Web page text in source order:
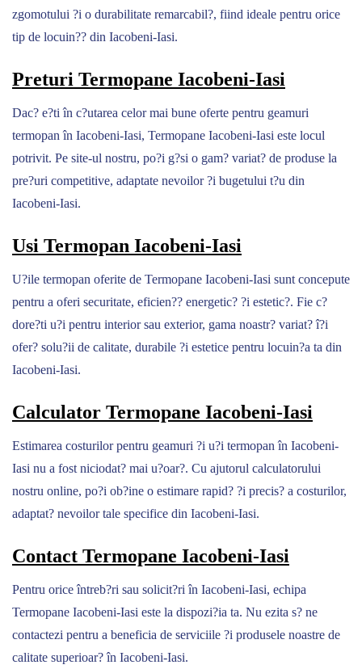
zgomotului ?i o durabilitate remarcabil?, fiind ideale pentru orice
tip de locuin?? din Iacobeni-Iasi.
Preturi Termopane Iacobeni-Iasi
Dac? e?ti în c?utarea celor mai bune oferte pentru geamuri
termopan în Iacobeni-Iasi, Termopane Iacobeni-Iasi este locul
potrivit. Pe site-ul nostru, po?i g?si o gam? variat? de produse la
pre?uri competitive, adaptate nevoilor ?i bugetului t?u din
Iacobeni-Iasi.
Usi Termopan Iacobeni-Iasi
U?ile termopan oferite de Termopane Iacobeni-Iasi sunt concepute
pentru a oferi securitate, eficien?? energetic? ?i estetic?. Fie c?
dore?ti u?i pentru interior sau exterior, gama noastr? variat? î?i
ofer? solu?ii de calitate, durabile ?i estetice pentru locuin?a ta din
Iacobeni-Iasi.
Calculator Termopane Iacobeni-Iasi
Estimarea costurilor pentru geamuri ?i u?i termopan în Iacobeni-
Iasi nu a fost niciodat? mai u?oar?. Cu ajutorul calculatorului
nostru online, po?i ob?ine o estimare rapid? ?i precis? a costurilor,
adaptat? nevoilor tale specifice din Iacobeni-Iasi.
Contact Termopane Iacobeni-Iasi
Pentru orice întreb?ri sau solicit?ri în Iacobeni-Iasi, echipa
Termopane Iacobeni-Iasi este la dispozi?ia ta. Nu ezita s? ne
contactezi pentru a beneficia de serviciile ?i produsele noastre de
calitate superioar? în Iacobeni-Iasi.